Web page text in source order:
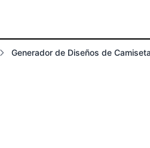
Generador de Diseños de